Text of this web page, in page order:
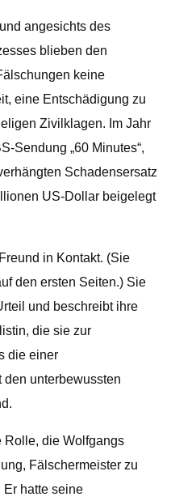
angesichts des
blieben den
keine
eine Entschädigung zu
Zivilklagen. Im Jahr
Sendung „60 Minutes“,
Schadensersatz
US-Dollar beigelegt
in Kontakt. (Sie
den ersten Seiten.) Sie
und beschreibt ihre
die sie zur
die einer
den unterbewussten
Rolle, die Wolfgangs
Fälschermeister zu
hatte seine